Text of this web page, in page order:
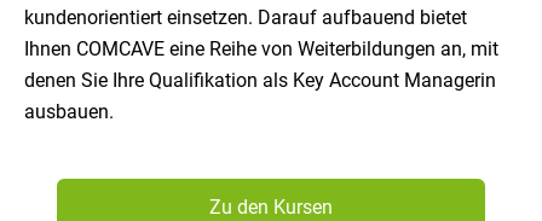
kundenorientiert einsetzen. Darauf aufbauend bietet
Ihnen COMCAVE eine Reihe von Weiterbildungen an, mit
denen Sie Ihre Qualifikation als Key Account Managerin
ausbauen.
Zu den Kursen